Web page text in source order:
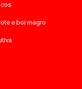
e boi magro